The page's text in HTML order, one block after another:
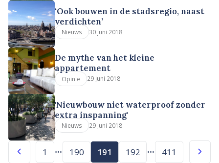
‘Ook bouwen in de stadsregio, naast
verdichten’
Nieuws 30 juni 2018
De mythe van het kleine
appartement
Opinie 29 juni 2018
'Nieuwbouw niet waterproof zonder
extra inspanning'
Nieuws 29 juni 2018
1 190 191 192 411